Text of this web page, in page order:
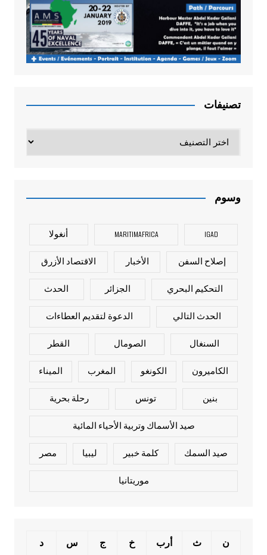
تصنيفات
وسوم
IGAD
MARITIMAFRICA أنغولا
إصلاح السفن الأخبار الاقتصاد الأزرق
التحكيم البحري الجزائر الحدث
الحدث التالي الدعوة لتقديم العطاءات
السنغال الصومال القطر
الكاميرون الكونغو المغرب الميناء
بنين تونس رحلة بحرية
صيد الأسماك وتربية الأحياء المائية
صيد السمك كلمة خبير ليبيا مصر
موريتانيا
ن ث أرب خ ج س د